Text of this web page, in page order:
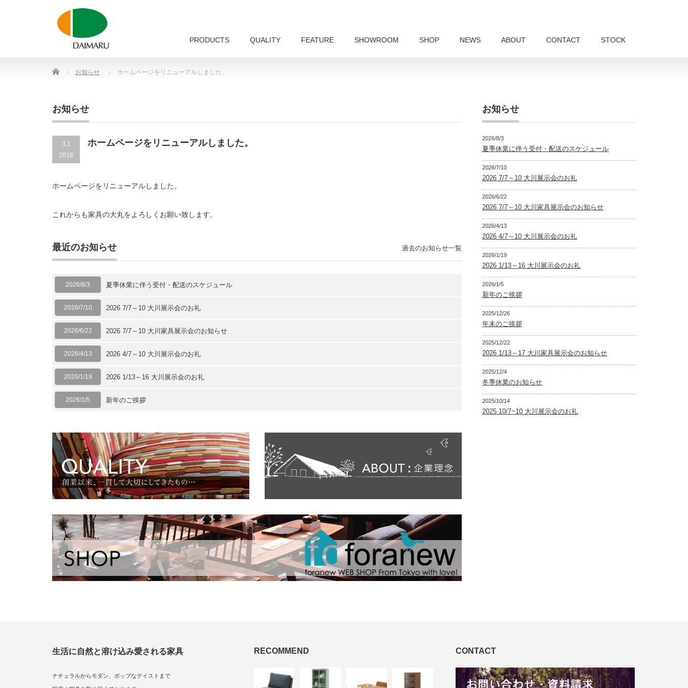
PRODUCTS QUALITY FEATURE SHOWROOM SHOP NEWS ABOUT CONTACT STOCK
Home お知らせ ホームページをリニューアルしました。
お知らせ
3.1
2018
ホームページをリニューアルしました。
ホームページをリニューアルしました。
これからも家具の大丸をよろしくお願い致します。
最近のお知らせ
2026/8/3 夏季休業に伴う受付・配送のスケジュール
2026/7/10 2026 7/7～10 大川展示会のお礼
2026/6/22 2026 7/7～10 大川家具展示会のお知らせ
2026/4/13 2026 4/7～10 大川展示会のお礼
2026/1/19 2026 1/13～16 大川展示会のお礼
2026/1/5 新年のご挨拶
過去のお知らせ一覧
お知らせ
2026/8/3
夏季休業に伴う受付・配送のスケジュール
2026/7/10
2026 7/7～10 大川展示会のお礼
2026/6/22
2026 7/7～10 大川家具展示会のお知らせ
2026/4/13
2026 4/7～10 大川展示会のお礼
2026/1/19
2026 1/13～16 大川展示会のお礼
2026/1/5
新年のご挨拶
2025/12/26
年末のご挨拶
2025/12/22
2026 1/13～17 大川家具展示会のお知らせ
2025/12/4
冬季休業のお知らせ
2025/10/14
2025 10/7~10 大川展示会のお礼
生活に自然と溶け込み愛される家具
ナチュラルからモダン、ポップなテイストまで
RECOMMEND CONTACT